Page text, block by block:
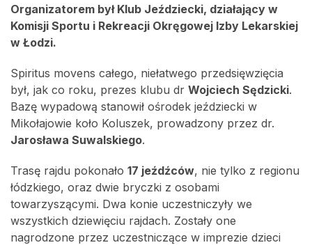
Organizatorem był Klub Jeździecki, działający w
Komisji Sportu i Rekreacji Okręgowej Izby Lekarskiej
w Łodzi.
Spiritus movens całego, niełatwego przedsięwzięcia
był, jak co roku, prezes klubu dr Wojciech Sędzicki.
Bazę wypadową stanowił ośrodek jeździecki w
Mikołajowie koło Koluszek, prowadzony przez dr.
Jarosława Suwalskiego.
Trasę rajdu pokonało 17 jeźdźców, nie tylko z regionu
łódzkiego, oraz dwie bryczki z osobami
towarzyszącymi. Dwa konie uczestniczyły we
wszystkich dziewięciu rajdach. Zostały one
nagrodzone przez uczestniczące w imprezie dzieci